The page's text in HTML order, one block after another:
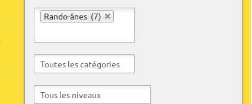
résultats
Rando-ânes (7)